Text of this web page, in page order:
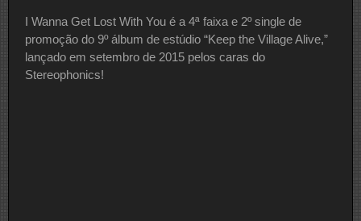
I Wanna Get Lost With You é a 4ª faixa e 2º single de
promoção do 9º álbum de estúdio “Keep the Village Alive,”
lançado em setembro de 2015 pelos caras do
Stereophonics!